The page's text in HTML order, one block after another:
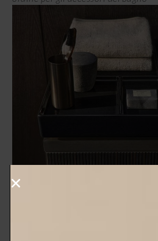
sono
sostegno metallico a pavimento,
con ripiano a griglia integrato, offre
versione a doppio lavabo, si